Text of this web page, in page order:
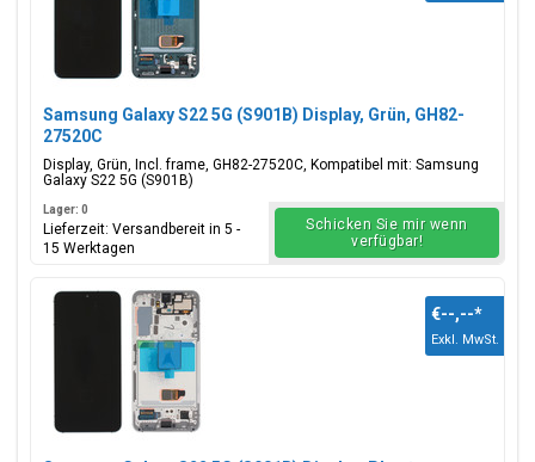
Samsung Galaxy S22 5G (S901B) Display, Grün, GH82-
27520C
Display, Grün, Incl. frame, GH82-27520C, Kompatibel mit: Samsung
Galaxy S22 5G (S901B)
Lager: 0
Lieferzeit: Versandbereit in 5 -
15 Werktagen
Schicken Sie mir wenn
verfügbar!
€--,--*
Exkl. MwSt.